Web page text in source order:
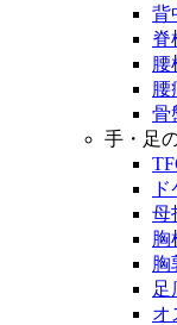
背
脊
腰
腰
骨
手・足
母
胸
胸
足
オ